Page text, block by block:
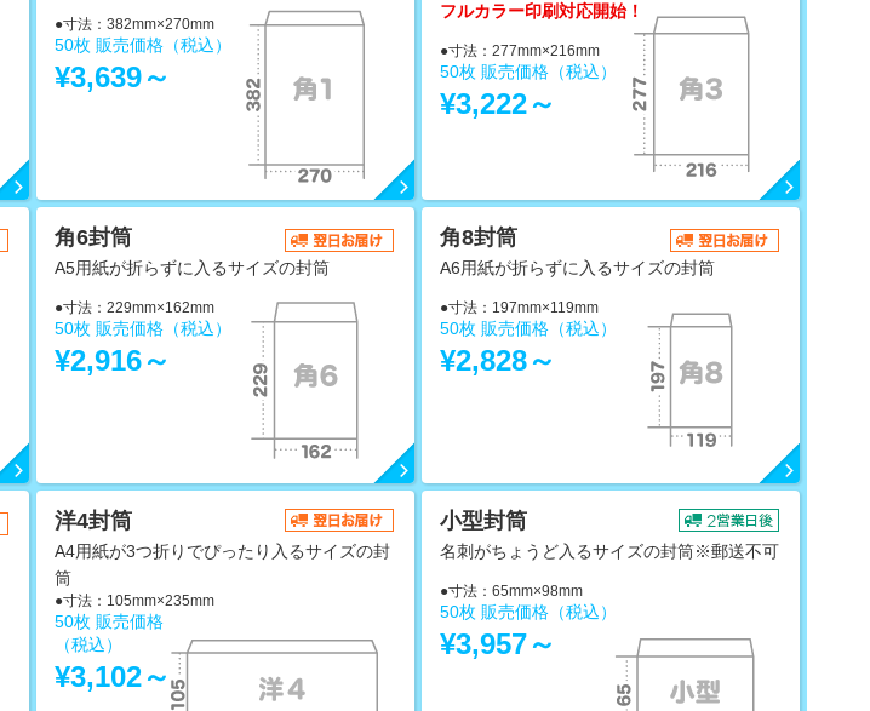
●寸法：382mm×270mm
50枚 販売価格（税込）
¥3,639～
フルカラー印刷対応開始！
●寸法：277mm×216mm
50枚 販売価格（税込）
¥3,222～
角6封筒
A5用紙が折らずに入るサイズの封筒
●寸法：229mm×162mm
50枚 販売価格（税込）
¥2,916～
角8封筒
A6用紙が折らずに入るサイズの封筒
●寸法：197mm×119mm
50枚 販売価格（税込）
¥2,828～
洋4封筒
A4用紙が3つ折りでぴったり入るサイズの封
筒
●寸法：105mm×235mm
50枚 販売価格
（税込）
¥3,102～
小型封筒
名刺がちょうど入るサイズの封筒※郵送不可
●寸法：65mm×98mm
50枚 販売価格（税込）
¥3,957～